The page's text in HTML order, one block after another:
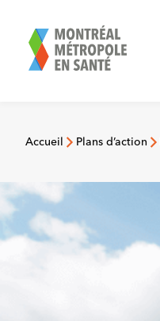
contenu
Accueil Plans d’action